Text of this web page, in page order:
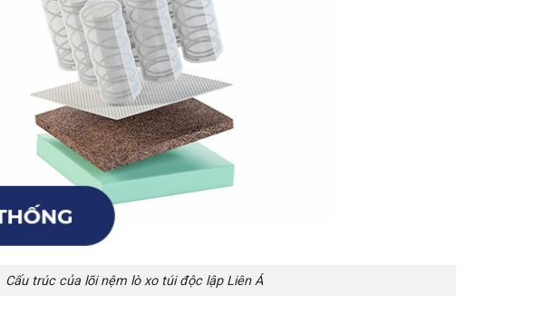
Cấu trúc của lõi nệm lò xo túi độc lập Liên Á